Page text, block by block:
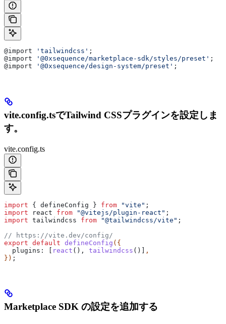
@import 'tailwindcss' ;
@import '@0xsequence/marketplace-sdk/styles/preset' ;
@import '@0xsequence/design-system/preset' ;
vite.config.tsでTailwind CSSプラグインを設定しま
す。
vite.config.ts
import { defineConfig } from "vite" ;
import react from "@vitejs/plugin-react" ;
import tailwindcss from "@tailwindcss/vite" ;
// https://vite.dev/config/
export default defineConfig ({
  plugins:
[ react (), tailwindcss ()] ,
}) ;
Marketplace SDK の設定を追加する